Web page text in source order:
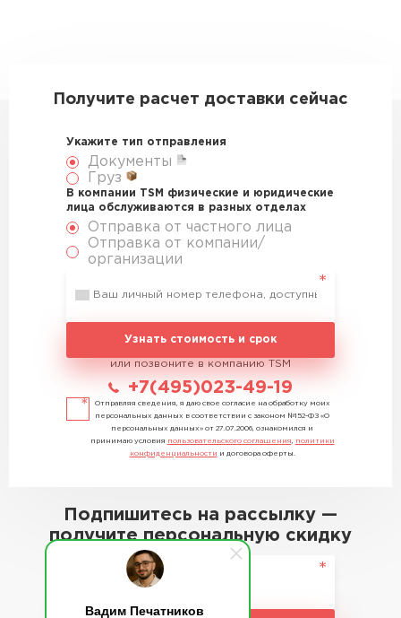
Вадим Печатников
Получите расчет доставки сейчас
Укажите тип отправления
Документы
Груз
В компании TSM физические и юридические
лица обслуживаются в разных отделах
Отправка от частного лица
Отправка от компании/
организации
Узнать стоимость и срок
или позвоните в компанию TSM
+7(495)023-49-19
Отправляя сведения, я даю свое согласие на обработку моих
персональных данных в соответствии с законом №152-ФЗ «О
персональных данных» от 27.07.2006, ознакомился и
принимаю условия пользовательского соглашения
политики
конфиденциальности и договора оферты.
Подпишитесь на рассылку —
получите персональную скидку